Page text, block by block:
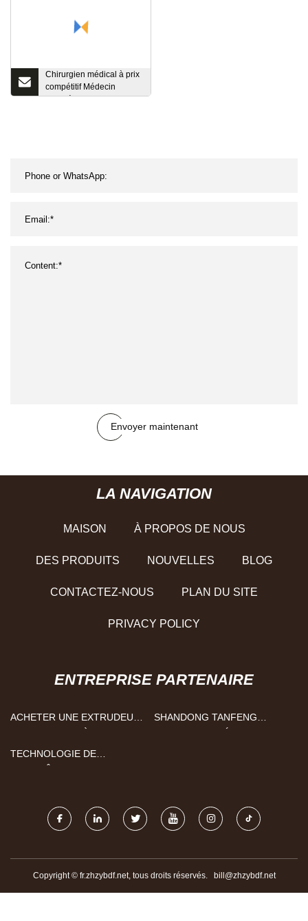
Chirurgien médical à prix
compétitif Médecin
Infirmière Scrub
Envoyer maintenant
LA NAVIGATION
MAISON À PROPOS DE NOUS
DES PRODUITS NOUVELLES BLOG
CONTACTEZ-NOUS PLAN DU SITE
PRIVACY POLICY
ENTREPRISE PARTENAIRE
ACHETER UNE EXTRUDEUSE
RÉDUIT
SHANDONG TANFENG
TECHNOLOGIE DE
Copyright © fr.zhzybdf.net, tous droits réservés. bill@zhzybdf.net